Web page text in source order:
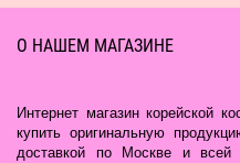
О НАШЕМ МАГАЗИНЕ
Интернет магазин корейской
купить оригинальную
доставкой по Москве и